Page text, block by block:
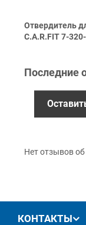
12 месяцев
Отвердитель
C.A.R.FIT 7-
Последние
Нет отзывов
КОНТАКТЫ